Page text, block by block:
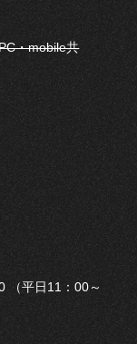
・mobile共
（平日11：00～